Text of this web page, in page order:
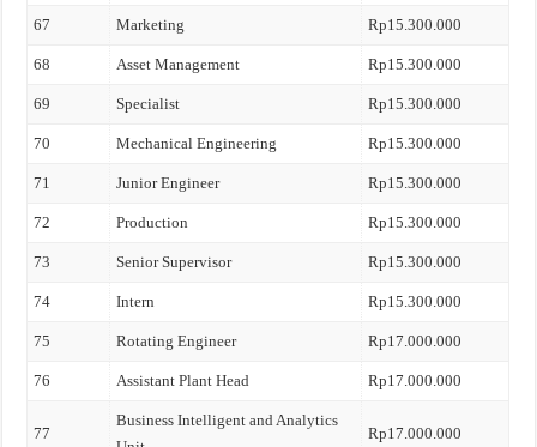
67 Marketing Rp15.300.000
68 Asset Management Rp15.300.000
69 Specialist Rp15.300.000
70 Mechanical Engineering Rp15.300.000
71 Junior Engineer Rp15.300.000
72 Production Rp15.300.000
73 Senior Supervisor Rp15.300.000
74 Intern Rp15.300.000
75 Rotating Engineer Rp17.000.000
76 Assistant Plant Head Rp17.000.000
77
Business Intelligent and Analytics
Rp17.000.000